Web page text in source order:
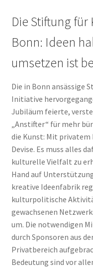
Die Stiftung
Bonn: Ideen
umsetzen ist
Die in Bonn ansässige
Initiative
Jubiläum feierte,
„Anstifter“ für mehr
die Kunst: Mit
Devise. Es muss alles
kulturelle Vielfalt zu
Hand auf
kreative Ideenfabrik
kulturpolitische
gewachsenen
um. Die notwendigen
durch Sponsoren aus
Privatbereich
Bedeutung sind vor